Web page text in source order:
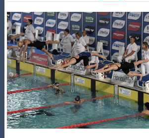
Fondo
Salvamento
Master
Formazione